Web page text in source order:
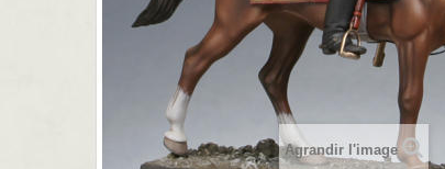
Agrandir l'image